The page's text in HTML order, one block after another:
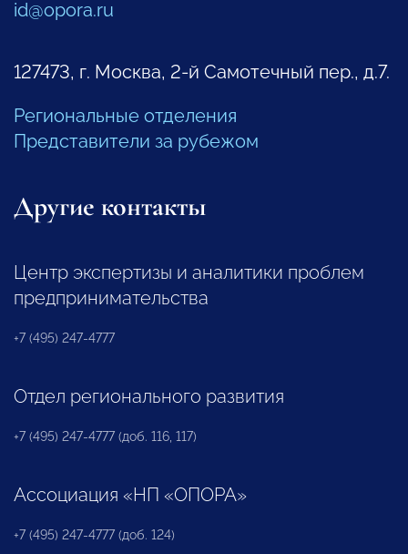
id@opora.ru
127473, г. Москва, 2-й Самотечный пер., д.7.
Региональные отделения
Представители за рубежом
Другие контакты
Центр экспертизы и аналитики проблем
предпринимательства
+7 (495) 247-4777
Отдел регионального развития
+7 (495) 247-4777 (доб. 116, 117)
Ассоциация «НП «ОПОРА»
+7 (495) 247-4777 (доб. 124)